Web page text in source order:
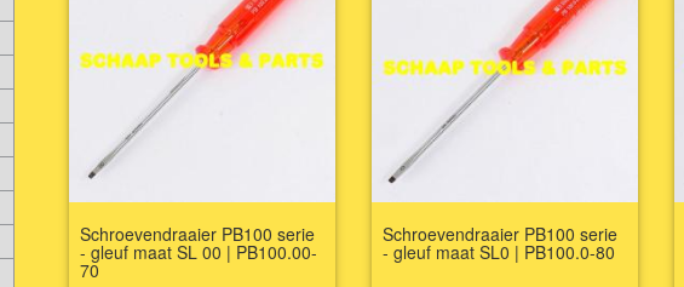
Schroevendraaier PB100 serie
- gleuf maat SL 00 | PB100.00-
70
Schroevendraaier PB100 serie
- gleuf maat SL0 | PB100.0-80